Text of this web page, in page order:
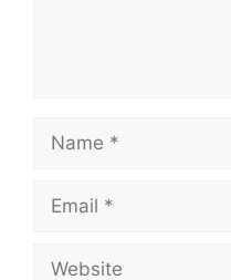
Name
Email
Website